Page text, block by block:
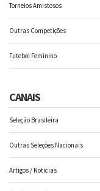
Torneios Amistosos
Outras Competições
Futebol Feminino
CANAIS
Seleção Brasileira
Outras Seleções Nacionais
Artigos / Noticias